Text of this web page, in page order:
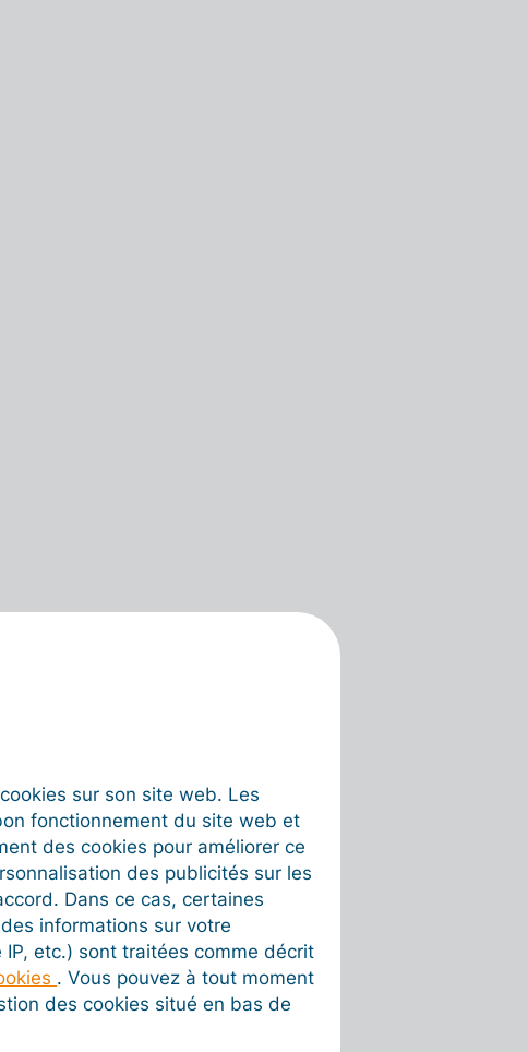
sur son site web. Les
fonctionnement du site web et
des cookies pour améliorer ce
des publicités sur les
Dans ce cas, certaines
informations sur votre
etc.) sont traitées comme décrit
. Vous pouvez à tout moment
des cookies situé en bas de